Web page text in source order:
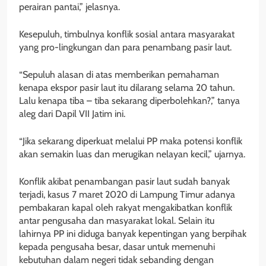
perairan pantai,” jelasnya.
Kesepuluh, timbulnya konflik sosial antara masyarakat
yang pro-lingkungan dan para penambang pasir laut.
“Sepuluh alasan di atas memberikan pemahaman
kenapa ekspor pasir laut itu dilarang selama 20 tahun.
Lalu kenapa tiba – tiba sekarang diperbolehkan?,” tanya
aleg dari Dapil VII Jatim ini.
“Jika sekarang diperkuat melalui PP maka potensi konflik
akan semakin luas dan merugikan nelayan kecil,” ujarnya.
Konflik akibat penambangan pasir laut sudah banyak
terjadi, kasus 7 maret 2020 di Lampung Timur adanya
pembakaran kapal oleh rakyat mengakibatkan konflik
antar pengusaha dan masyarakat lokal. Selain itu
lahirnya PP ini diduga banyak kepentingan yang berpihak
kepada pengusaha besar, dasar untuk memenuhi
kebutuhan dalam negeri tidak sebanding dengan